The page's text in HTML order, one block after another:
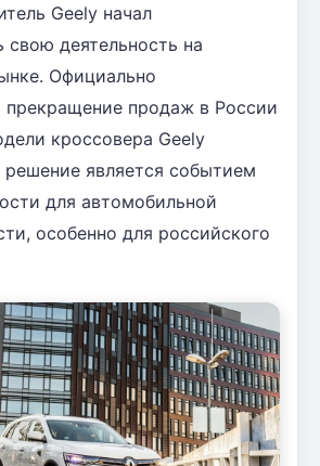
Geely начал
свою деятельность на
Официально
прекращение продаж в России
кроссовера Geely
решение является событием
для автомобильной
особенно для российского